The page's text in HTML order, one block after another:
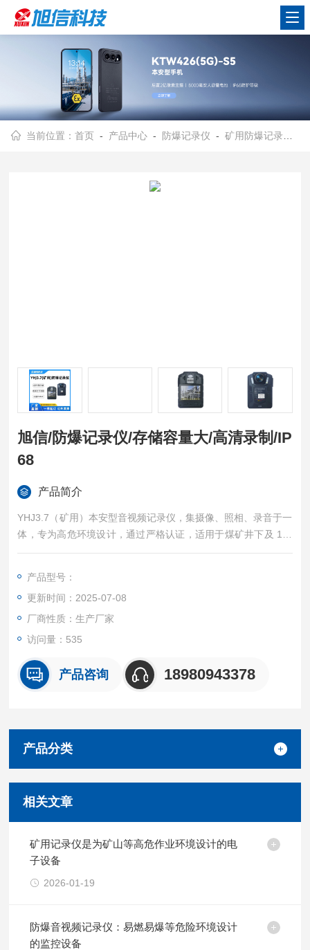
当前位置：首页 - 产品中心 - 防爆记录仪 -矿用防爆记录仪
旭信/防爆记录仪/存储容量大/高清录制/IP
68
产品简介
YHJ3.7（矿用）本安型音视频记录仪，集摄像、照相、录音于一
体，专为高危环境设计，通过严格认证，适用于煤矿井下及 1、
2 区多类气体、粉尘环境，高清录制呈现清晰画质，64G 存储可
护坚固耐用，体积小巧便携，助力工作人员高效记录现场动态与
静态情况。旭信/防爆记录仪/存储容量大/高清录制/IP68
产品型号：
更新时间：2025-07-08
厂商性质：生产厂家
访问量：535
产品咨询 18980943378
产品分类
相关文章
矿用记录仪是为矿山等高危作业环境设计的电
子设备
2026-01-19
防爆音视频记录仪：易燃易爆等危险环境设计
的监控设备